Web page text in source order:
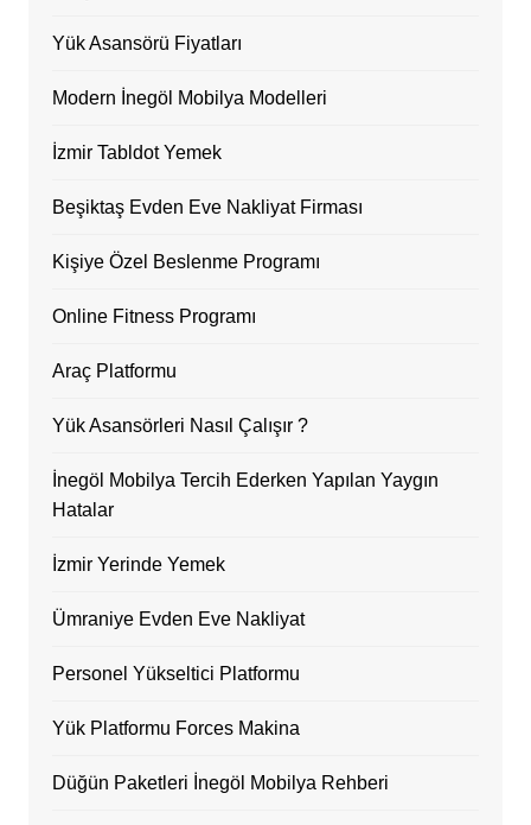
Yük Asansörü Fiyatları
Modern İnegöl Mobilya Modelleri
İzmir Tabldot Yemek
Beşiktaş Evden Eve Nakliyat Firması
Kişiye Özel Beslenme Programı
Online Fitness Programı
Araç Platformu
Yük Asansörleri Nasıl Çalışır ?
İnegöl Mobilya Tercih Ederken Yapılan Yaygın
Hatalar
İzmir Yerinde Yemek
Ümraniye Evden Eve Nakliyat
Personel Yükseltici Platformu
Yük Platformu Forces Makina
Düğün Paketleri İnegöl Mobilya Rehberi